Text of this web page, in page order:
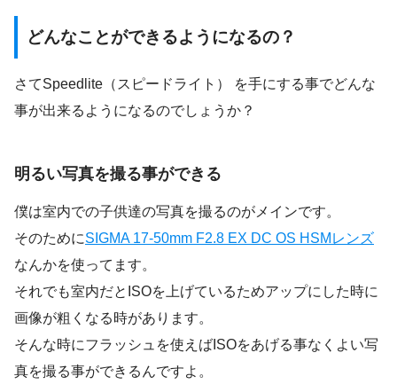
どんなことができるようになるの？
さてSpeedlite（スピードライト） を手にする事でどんな
事が出来るようになるのでしょうか？
明るい写真を撮る事ができる
僕は室内での子供達の写真を撮るのがメインです。
そのためにSIGMA 17-50mm F2.8 EX DC OS HSMレンズ
なんかを使ってます。
それでも室内だとISOを上げているためアップにした時に
画像が粗くなる時があります。
そんな時にフラッシュを使えばISOをあげる事なくよい写
真を撮る事ができるんですよ。